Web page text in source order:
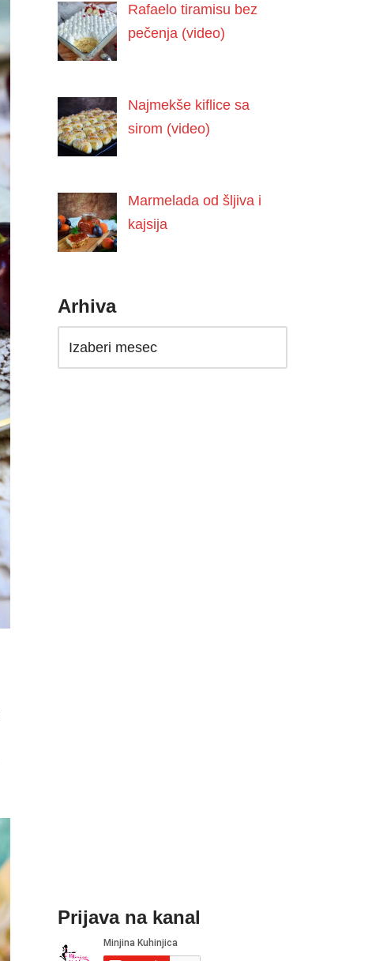
Rafaelo tiramisu bez
pečenja (video)
Najmekše kiflice sa
sirom (video)
Marmelada od šljiva i
kajsija
Arhiva
Prijava na kanal